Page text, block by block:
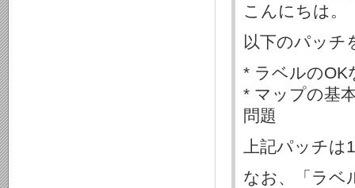
こんにちは。
以下のパッチ
* ラベルのOK
* マップの基
問題
上記パッチ
なお、「ラベ